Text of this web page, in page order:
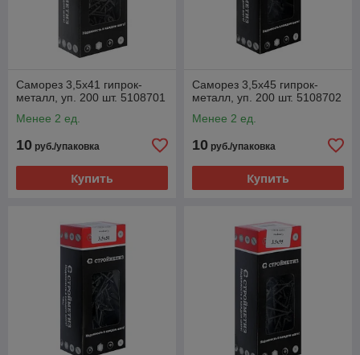
Саморез 3,5х41 гипрок-
металл, уп. 200 шт. 5108701
Менее 2 ед.
10 руб./упаковка
Купить
Саморез 3,5х45 гипрок-
металл, уп. 200 шт. 5108702
Менее 2 ед.
10 руб./упаковка
Купить